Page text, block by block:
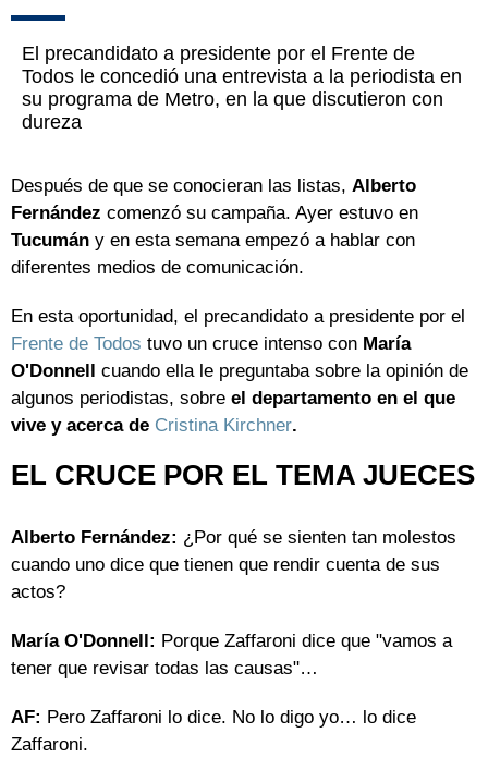
El precandidato a presidente por el Frente de
Todos le concedió una entrevista a la periodista en
su programa de Metro, en la que discutieron con
dureza
Después de que se conocieran las listas, Alberto
Fernández comenzó su campaña. Ayer estuvo en
Tucumán y en esta semana empezó a hablar con
diferentes medios de comunicación.
En esta oportunidad, el precandidato a presidente por el
Frente de Todos tuvo un cruce intenso con María
O'Donnell
cuando ella le preguntaba sobre la opinión de
algunos periodistas, sobre el departamento en el que
vive y acerca de Cristina Kirchner.
EL CRUCE POR EL TEMA JUECES
Alberto Fernández: ¿Por qué se sienten tan molestos
cuando uno dice que tienen que rendir cuenta de sus
actos?
María O'Donnell: Porque Zaffaroni dice que "vamos a
tener que revisar todas las causas"…
AF: Pero Zaffaroni lo dice. No lo digo yo… lo dice
Zaffaroni.